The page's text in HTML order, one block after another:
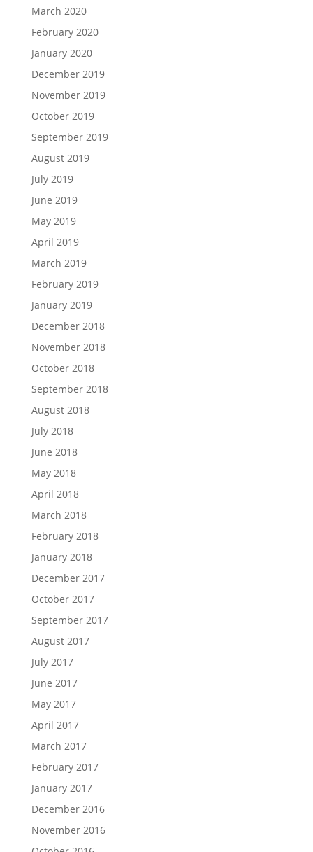
March 2020
February 2020
January 2020
December 2019
November 2019
October 2019
September 2019
August 2019
July 2019
June 2019
May 2019
April 2019
March 2019
February 2019
January 2019
December 2018
November 2018
October 2018
September 2018
August 2018
July 2018
June 2018
May 2018
April 2018
March 2018
February 2018
January 2018
December 2017
October 2017
September 2017
August 2017
July 2017
June 2017
May 2017
April 2017
March 2017
February 2017
January 2017
December 2016
November 2016